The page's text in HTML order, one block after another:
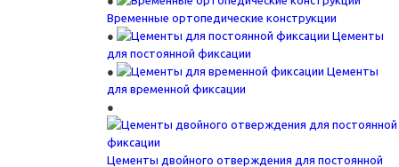
Временные ортопедические конструкции
Цементы
для постоянной фиксации
Цементы
для временной фиксации
Цементы двойного отверждения для постоянной